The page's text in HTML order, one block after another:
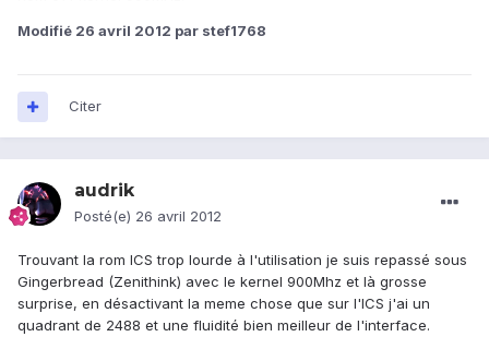
Modifié 26 avril 2012 par stef1768
Citer
audrik
Posté(e) 26 avril 2012
Trouvant la rom ICS trop lourde à l'utilisation je suis repassé sous
Gingerbread (Zenithink) avec le kernel 900Mhz et là grosse
surprise, en désactivant la meme chose que sur l'ICS j'ai un
quadrant de 2488 et une fluidité bien meilleur de l'interface.